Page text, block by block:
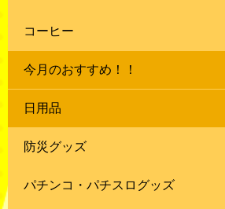
コーヒー
今月のおすすめ！！
日用品
防災グッズ
パチンコ・パチスログッズ